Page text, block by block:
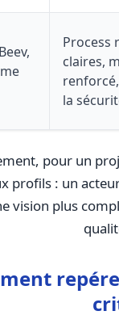
Process
claires,
la
pour un
profils : un
vision plus